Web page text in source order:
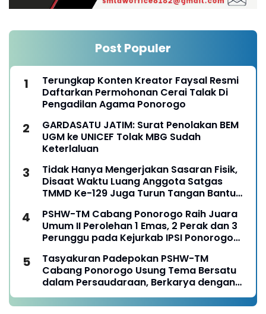
Post Populer
Terungkap Konten Kreator Faysal Resmi
Daftarkan Permohonan Cerai Talak Di
Pengadilan Agama Ponorogo
GARDASATU JATIM: Surat Penolakan BEM
UGM ke UNICEF Tolak MBG Sudah
Keterlaluan
Tidak Hanya Mengerjakan Sasaran Fisik,
Disaat Waktu Luang Anggota Satgas
TMMD Ke-129 Juga Turun Tangan Bantu
PSHW-TM Cabang Ponorogo Raih Juara
Umum II Perolehan 1 Emas, 2 Perak dan 3
Perunggu pada Kejurkab IPSI Ponorogo
Tasyakuran Padepokan PSHW-TM
Cabang Ponorogo Usung Tema Bersatu
dalam Persaudaraan, Berkarya dengan
Keikhlasan dan Mengabdi dengan
Tanggungjawab